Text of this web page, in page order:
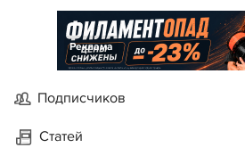
Реклама
Подписчиков
Статей